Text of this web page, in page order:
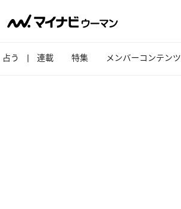
占う 連載 特集 メンバーコンテンツ